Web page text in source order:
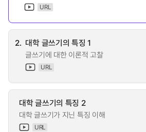
URL
2. 대학 글쓰기의 특징 1
글쓰기에 대한 이론적 고찰
URL
대학 글쓰기의 특징 2
대학 글쓰기가 지닌 특징 이해
URL